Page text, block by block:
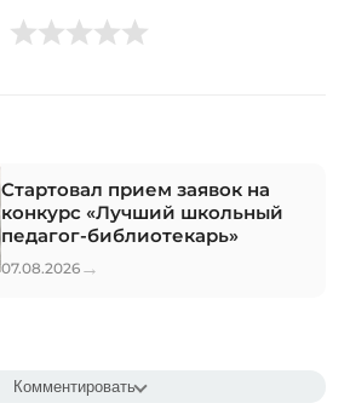
Стартовал прием заявок на
конкурс «Лучший школьный
педагог-библиотекарь»
07.08.2026 →
Комментировать